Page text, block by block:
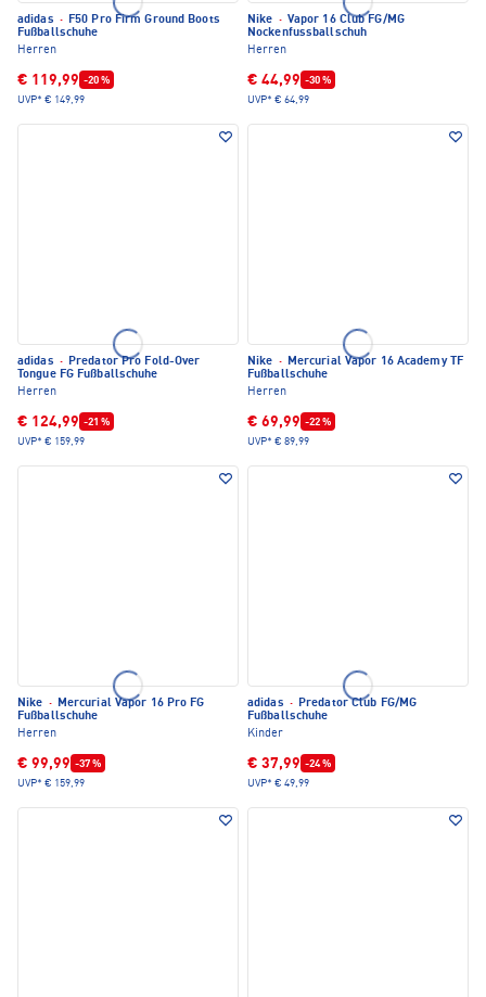
adidas · F50 Pro Firm Ground Boots
Fußballschuhe
Herren
€ 119,99 -20 %
UVP* € 149,99
Nike · Vapor 16 Club FG/MG
Nockenfussballschuh
Herren
€ 44,99 -30 %
UVP* € 64,99
adidas · Predator Pro Fold-Over
Tongue FG Fußballschuhe
Herren
€ 124,99 -21 %
UVP* € 159,99
Nike · Mercurial Vapor 16 Academy TF
Fußballschuhe
Herren
€ 69,99 -22 %
UVP* € 89,99
Nike · Mercurial Vapor 16 Pro FG
Fußballschuhe
Herren
€ 99,99 -37 %
UVP* € 159,99
adidas · Predator Club FG/MG
Fußballschuhe
Kinder
€ 37,99 -24 %
UVP* € 49,99